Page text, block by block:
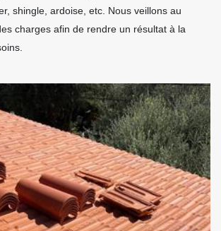
shingle, ardoise, etc. Nous veillons au
charges afin de rendre un résultat à la